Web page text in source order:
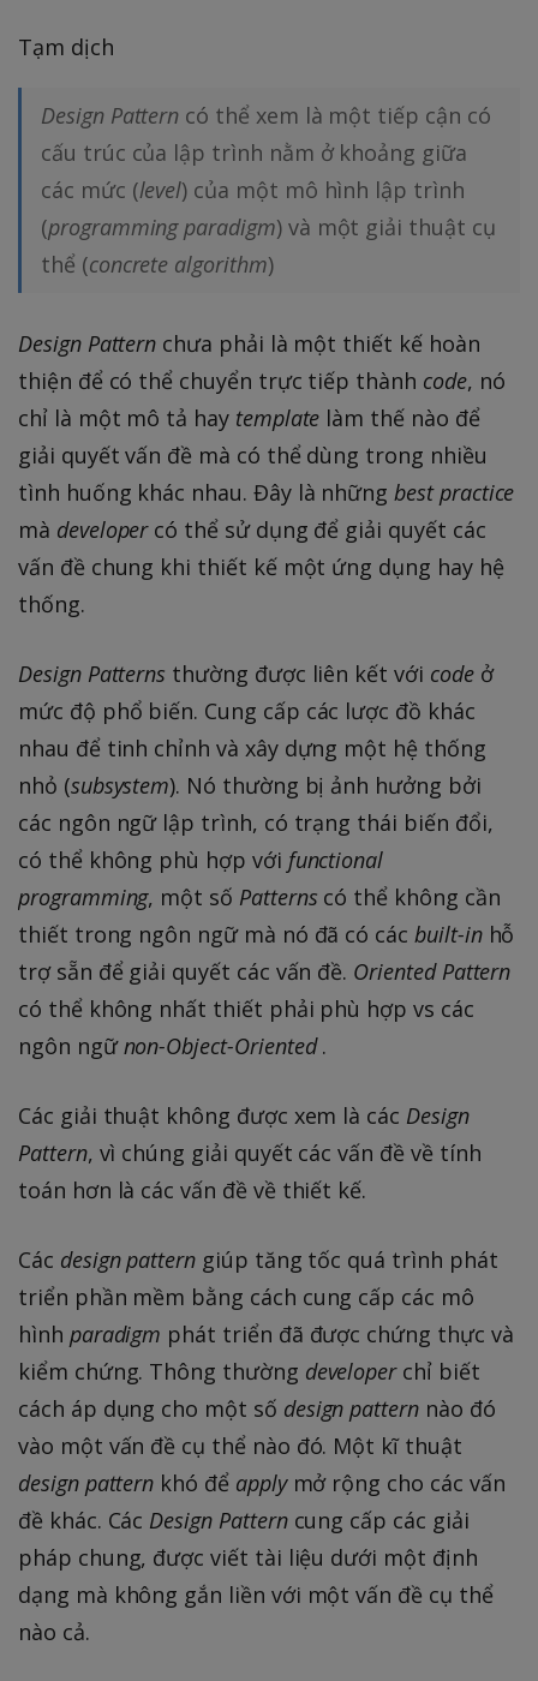
Tạm dịch
Design Pattern có thể xem là một tiếp cận có
cấu trúc của lập trình nằm ở khoảng giữa
các mức (level) của một mô hình lập trình
(programming paradigm) và một giải thuật cụ
thể (concrete algorithm)
Design Pattern chưa phải là một thiết kế hoàn
thiện để có thể chuyển trực tiếp thành code, nó
chỉ là một mô tả hay template làm thế nào để
giải quyết vấn đề mà có thể dùng trong nhiều
tình huống khác nhau. Đây là nhữngbest practice
mà developercó thể sử dụng để giải quyết các
vấn đề chung khi thiết kế một ứng dụng hay hệ
thống.
Design Patterns thường được liên kết với codeở
mức độ phổ biến. Cung cấp các lược đồ khác
nhau để tinh chỉnh và xây dựng một hệ thống
nhỏ (subsystem). Nó thường bị ảnh hưởng bởi
các ngôn ngữ lập trình, có trạng thái biến đổi,
có thể không phù hợp với functional
programming, một số Patterns có thể không cần
thiết trong ngôn ngữ mà nó đã có cácbuilt-inhỗ
trợ sẵn để giải quyết các vấn đề. Oriented Pattern
có thể không nhất thiết phải phù hợp vs các
ngôn ngữnon-Object-Oriented.
Các giải thuật không được xem là các Design
Pattern, vì chúng giải quyết các vấn đề về tính
toán hơn là các vấn đề về thiết kế.
Các design pattern giúp tăng tốc quá trình phát
triển phần mềm bằng cách cung cấp các mô
hình paradigm phát triển đã được chứng thực và
kiểm chứng. Thông thường developerchỉ biết
cách áp dụng cho một số design patternnào đó
vào một vấn đề cụ thể nào đó. Một kĩ thuật
design pattern khó để applymở rộng cho các vấn
đề khác. Các Design Patterncung cấp các giải
pháp chung, được viết tài liệu dưới một định
dạng mà không gắn liền với một vấn đề cụ thể
nào cả.